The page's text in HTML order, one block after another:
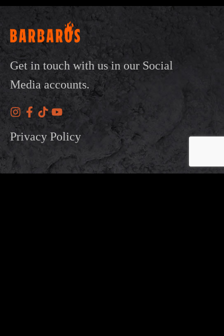
Get in touch with us in our Social
Media accounts.
Privacy Policy